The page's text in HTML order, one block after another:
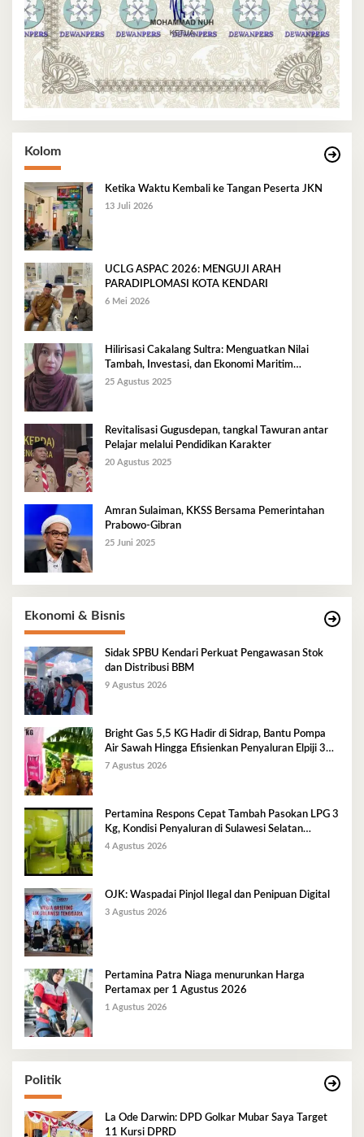
Kolom
Ketika Waktu Kembali ke Tangan Peserta JKN
13 Juli 2026
UCLG ASPAC 2026: MENGUJI ARAH
PARADIPLOMASI KOTA KENDARI
6 Mei 2026
Hilirisasi Cakalang Sultra: Menguatkan Nilai
Tambah, Investasi, dan Ekonomi Maritim
Berkelanjutan
25 Agustus 2025
Revitalisasi Gugusdepan, tangkal Tawuran antar
Pelajar melalui Pendidikan Karakter
20 Agustus 2025
Amran Sulaiman, KKSS Bersama Pemerintahan
Prabowo-Gibran
25 Juni 2025
Ekonomi & Bisnis
Sidak SPBU Kendari Perkuat Pengawasan Stok
dan Distribusi BBM
9 Agustus 2026
Bright Gas 5,5 KG Hadir di Sidrap, Bantu Pompa
Air Sawah Hingga Efisienkan Penyaluran Elpiji 3
Kg
7 Agustus 2026
Pertamina Respons Cepat Tambah Pasokan LPG 3
Kg, Kondisi Penyaluran di Sulawesi Selatan
Berlangsung Kondusif
4 Agustus 2026
OJK: Waspadai Pinjol Ilegal dan Penipuan Digital
3 Agustus 2026
Pertamina Patra Niaga menurunkan Harga
Pertamax per 1 Agustus 2026
1 Agustus 2026
Politik
La Ode Darwin: DPD Golkar Mubar Saya Target
11 Kursi DPRD